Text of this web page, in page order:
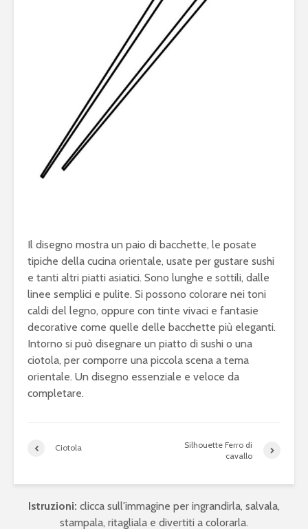
Il disegno mostra un paio di bacchette, le posate
tipiche della cucina orientale, usate per gustare sushi
e tanti altri piatti asiatici. Sono lunghe e sottili, dalle
linee semplici e pulite. Si possono colorare nei toni
caldi del legno, oppure con tinte vivaci e fantasie
decorative come quelle delle bacchette più eleganti.
Intorno si può disegnare un piatto di sushi o una
ciotola, per comporre una piccola scena a tema
orientale. Un disegno essenziale e veloce da
completare.
Ciotola
Silhouette Ferro di
cavallo
Istruzioni: clicca sull'immagine per ingrandirla, salvala,
stampala, ritagliala e divertiti a colorarla.